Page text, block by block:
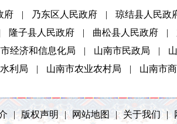
府 | 乃东区人民政府 | 琼结县人民政
隆子县人民政府 | 曲松县人民政府 |
经济和信息化局 | 山南市民政局 |
利局 | 山南市农业农村局 | 山南市
| 版权声明 | 网站地图 | 关于我们 |